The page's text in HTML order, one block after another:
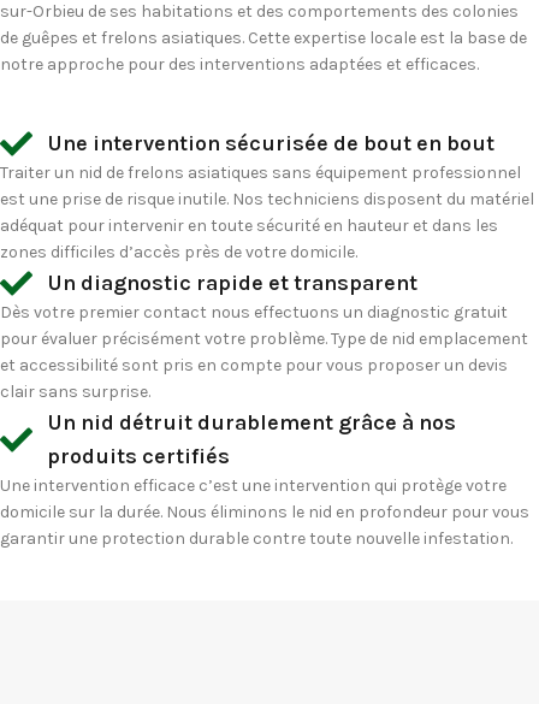
sur-Orbieu de ses habitations et des comportements des colonies
de guêpes et frelons asiatiques. Cette expertise locale est la base de
notre approche pour des interventions adaptées et efficaces.
Une intervention sécurisée de bout en bout
Traiter un nid de frelons asiatiques sans équipement professionnel
est une prise de risque inutile. Nos techniciens disposent du matériel
adéquat pour intervenir en toute sécurité en hauteur et dans les
zones difficiles d’accès près de votre domicile.
Un diagnostic rapide et transparent
Dès votre premier contact nous effectuons un diagnostic gratuit
pour évaluer précisément votre problème. Type de nid emplacement
et accessibilité sont pris en compte pour vous proposer un devis
clair sans surprise.
Un nid détruit durablement grâce à nos
produits certifiés
Une intervention efficace c’est une intervention qui protège votre
domicile sur la durée. Nous éliminons le nid en profondeur pour vous
garantir une protection durable contre toute nouvelle infestation.